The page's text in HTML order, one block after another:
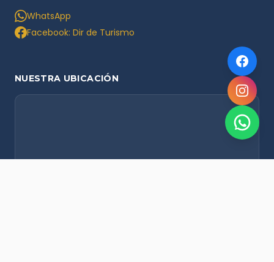
WhatsApp
Facebook: Dir de Turismo
NUESTRA UBICACIÓN